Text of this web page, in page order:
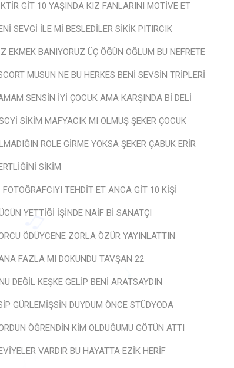
GİT 10 YAŞINDA KIZ FANLARINI MOTİVE ET
SEVGİ İLE Mİ BESLEDİLER SİKİK PITIRCIK
EKMEK BANIYORUZ ÜÇ ÖĞÜN OĞLUM BU NEFRETE
MUSUN NE BU HERKES BENİ SEVSİN TRİPLERİ
SENSİN İYİ ÇOCUK AMA KARŞINDA Bİ DELİ
SİKİM MAFYACIK MI OLMUŞ ŞEKER ÇOCUK
ROLE GİRME YOKSA ŞEKER ÇABUK ERİR
SİKİM
FOTOĞRAFCIYI TEHDİT ET ANCA GİT 10 KİŞİ
YETTİĞİ İŞİNDE NAİF Bİ SANATÇI
ÖDÜYCENE ZORLA ÖZÜR YAYINLATTIN
FAZLA MI DOKUNDU TAVŞAN 22
DEĞİL KEŞKE GELİP BENİ ARATSAYDIN
GÜRLEMİŞSİN DUYDUM ÖNCE STÜDYODA
ÖĞRENDİN KİM OLDUĞUMU GÖTÜN ATTI
VARDIR BU HAYATTA EZİK HERİF
🎶
♩
♫